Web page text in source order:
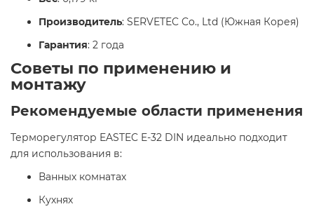
Производитель: SERVETEC Co., Ltd (Южная Корея)
Гарантия: 2 года​
Советы по применению и
монтажу
Рекомендуемые области применения
Терморегулятор EASTEC E-32 DIN идеально подходит
для использования в:​
Ванных комнатах
Кухнях